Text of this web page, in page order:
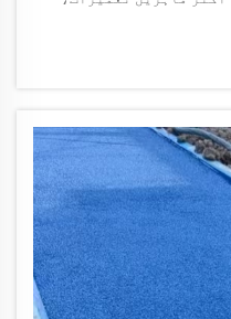
کرنا پڑتا ہے: اعلیٰ درجے
اندرونی یا بیرونی